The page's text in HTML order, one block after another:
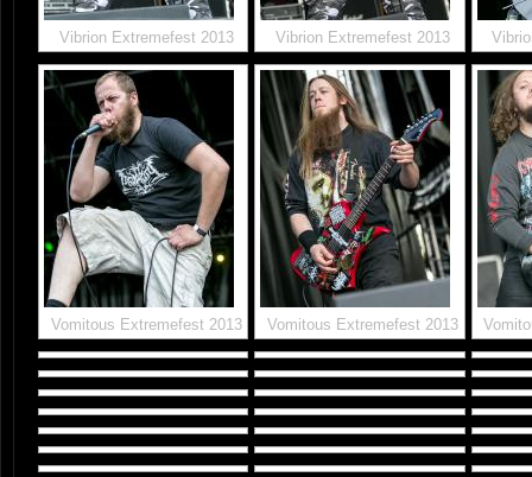
Vibrion Extremefest 2013 Vibrion Extremefest 2013
Vomitous Extremefest 2013 Vomitous Extremefest 2013